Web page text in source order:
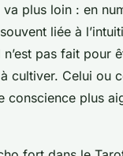
plus loin : en
liée à
pas fait pour
cultiver. Celui ou
conscience plus